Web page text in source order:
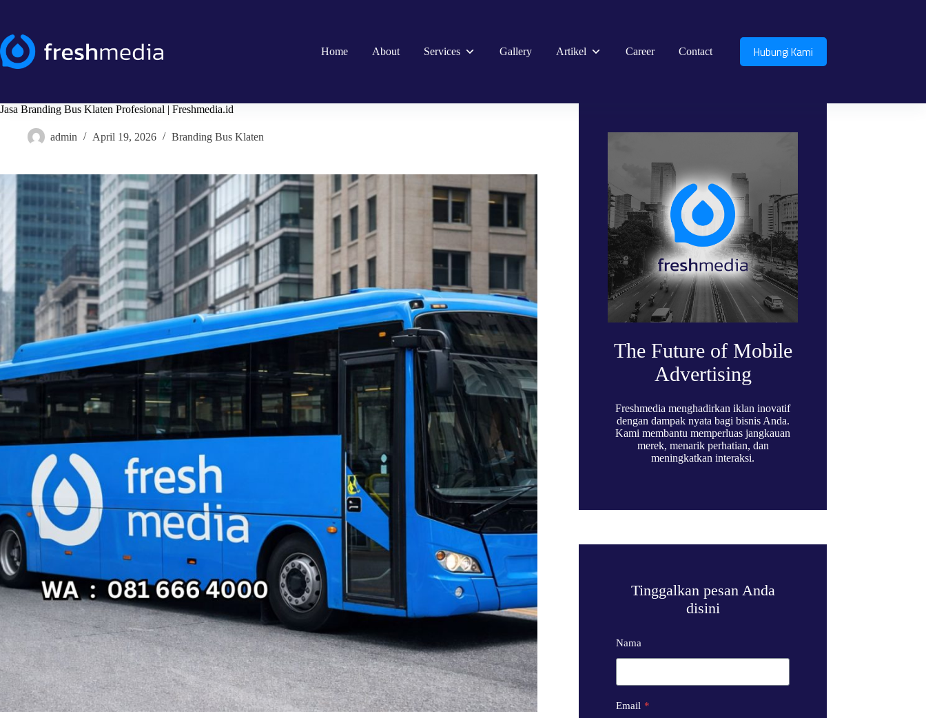
Home
About Services Gallery Artikel Career Contact Hubungi Kami
Jasa Branding Bus Klaten Profesional | Freshmedia.id
admin April 19, 2026 Branding Bus Klaten
The Future of Mobile
Advertising
Freshmedia menghadirkan iklan inovatif
dengan dampak nyata bagi bisnis Anda.
Kami membantu memperluas jangkauan
merek, menarik perhatian, dan
meningkatkan interaksi.
Tinggalkan pesan Anda
disini
Nama
Email *